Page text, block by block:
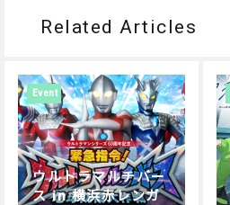
Related Articles
Event
ウルトラマルチバー
ス in 横浜赤レンガ